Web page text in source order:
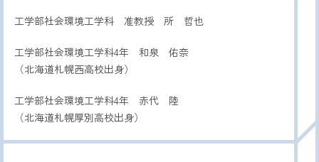
工学部社会環境工学科 准教授 所 哲也
工学部社会環境工学科4年 和泉 佑奈
（北海道札幌西高校出身）
工学部社会環境工学科4年 赤代 陸
（北海道札幌厚別高校出身）